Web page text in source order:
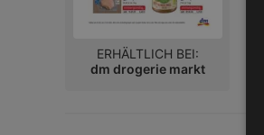
ERHÄLTLICH BEI:
dm drogerie markt